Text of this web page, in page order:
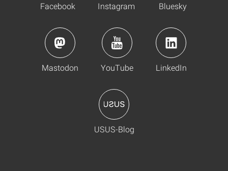
Facebook Instagram Bluesky
Mastodon YouTube LinkedIn
USUS-Blog